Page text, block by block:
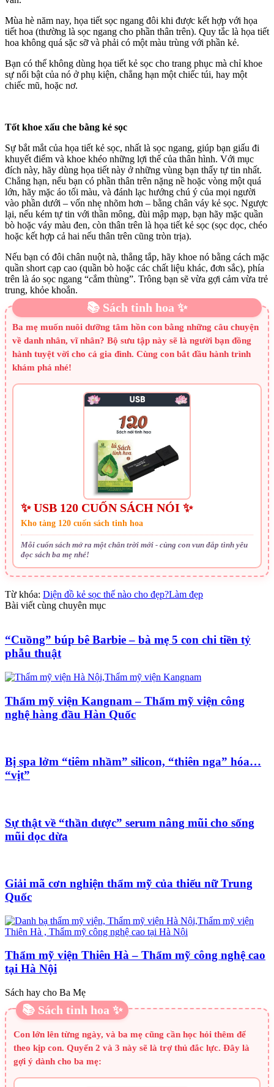
Mùa hè năm nay, họa tiết sọc ngang đôi khi được kết hợp với họa
tiết hoa (thường là sọc ngang cho phần thân trên). Quy tắc là họa tiết
hoa không quá sặc sỡ và phải có một màu trùng với phần kẻ.
Bạn có thể không dùng họa tiết kẻ sọc cho trang phục mà chỉ khoe
sự nổi bật của nó ở phụ kiện, chẳng hạn một chiếc túi, hay một
chiếc mũ, hoặc nơ.
Tốt khoe xấu che bằng kẻ sọc
Sự bắt mắt của họa tiết kẻ sọc, nhất là sọc ngang, giúp bạn giấu đi
khuyết điểm và khoe khéo những lợi thế của thân hình. Với mục
đích này, hãy dùng họa tiết này ở những vùng bạn thấy tự tin nhất.
Chẳng hạn, nếu bạn có phần thân trên nặng nề hoặc vòng một quá
lớn, hãy mặc áo tối màu, và đánh lạc hướng chú ý của mọi người
vào phần dưới – vốn nhẹ nhõm hơn – bằng chân váy kẻ sọc. Ngược
lại, nếu kém tự tin với thần mông, đùi mập mạp, bạn hãy mặc quần
bò hoặc váy màu đen, còn thân trên là họa tiết kẻ sọc (sọc dọc, chéo
hoặc kết hợp cả hai nếu thân trên cũng tròn trịa).
Nếu bạn có đôi chân nuột nà, thẳng tắp, hãy khoe nó bằng cách mặc
quần short cạp cao (quần bò hoặc các chất liệu khác, đơn sắc), phía
trên là áo sọc ngang “cắm thùng”. Trông bạn sẽ vừa gợi cảm vừa trẻ
trung, khỏe khoắn.
📚 Sách tinh hoa ✨
Ba mẹ muốn nuôi dưỡng tâm hồn con bằng những câu chuyện
về danh nhân, vĩ nhân? Bộ sưu tập này sẽ là người bạn đồng
hành tuyệt vời cho cả gia đình. Cùng con bắt đầu hành trình
khám phá nhé!
✨ USB 120 CUỐN SÁCH NÓI ✨
Kho tàng 120 cuốn sách tinh hoa
Mỗi cuốn sách mở ra một chân trời mới - cùng con vun đắp tình yêu
đọc sách ba mẹ nhé!
Từ khóa: Diện đồ kẻ sọc thế nào cho đẹp?Làm đẹp
Bài viết cùng chuyên mục
“Cuồng” búp bê Barbie – bà mẹ 5 con chi tiền tỷ
phẫu thuật
Thẩm mỹ viện Kangnam – Thẩm mỹ viện công
nghệ hàng đầu Hàn Quốc
Bị spa lởm “tiêm nhầm” silicon, “thiên nga” hóa…
“vịt”
Sự thật về “thần dược” serum nâng mũi cho sống
mũi dọc dừa
Giải mã cơn nghiện thẩm mỹ của thiếu nữ Trung
Quốc
Thẩm mỹ viện Thiên Hà – Thẩm mỹ công nghệ cao
tại Hà Nội
Sách hay cho Ba Mẹ
📚 Sách tinh hoa ✨
Con lớn lên từng ngày, và ba mẹ cũng cần học hỏi thêm để
theo kịp con. Quyển 2 và 3 này sẽ là trợ thủ đắc lực. Đây là
gợi ý dành cho ba mẹ: